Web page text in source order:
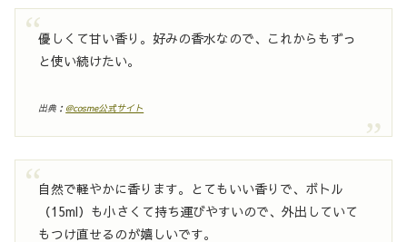
優しくて甘い香り。好みの香水なので、これからもずっ
と使い続けたい。
出典： @cosme公式サイト
自然で軽やかに香ります。とてもいい香りで、ボトル
（15ml）も小さくて持ち運びやすいので、外出していて
もつけ直せるのが嬉しいです。